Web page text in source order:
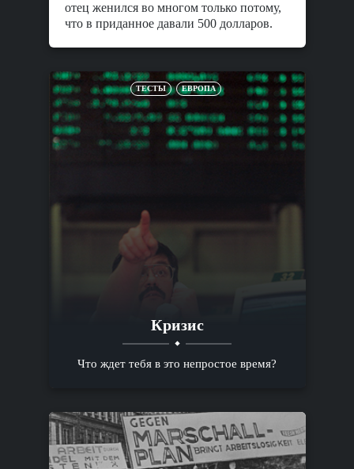
отец женился во многом только потому,
что в приданное давали 500 долларов.
ТЕСТЫ ЕВРОПА
Кризис
Что ждет тебя в это непростое время?